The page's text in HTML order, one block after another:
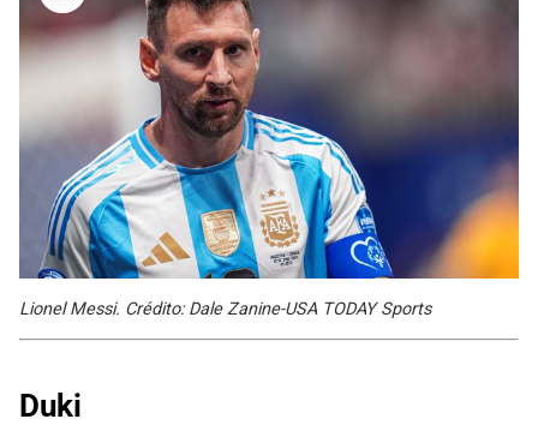
Lionel Messi. Crédito: Dale Zanine-USA TODAY Sports
Duki